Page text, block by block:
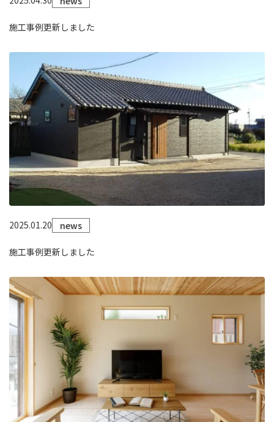
施工事例更新しました
2025.01.20 news
施工事例更新しました